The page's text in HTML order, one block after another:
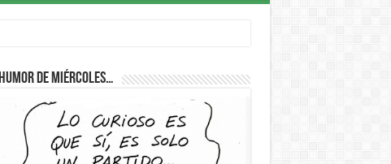
Humor de Miércoles…